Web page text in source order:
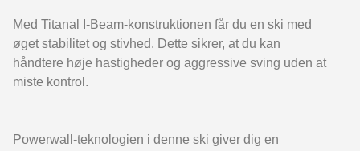
Med Titanal I-Beam-konstruktionen får du en ski med
øget stabilitet og stivhed. Dette sikrer, at du kan
håndtere høje hastigheder og aggressive sving uden at
miste kontrol.
Powerwall-teknologien i denne ski giver dig en